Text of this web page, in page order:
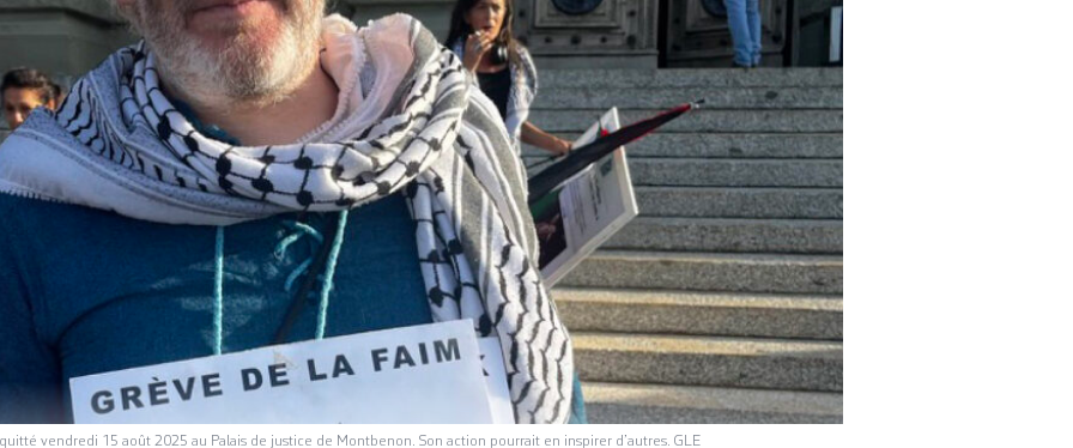
vendredi 15 août 2025 au Palais de justice de Montbenon. Son action pourrait en inspirer d’autres. GLE